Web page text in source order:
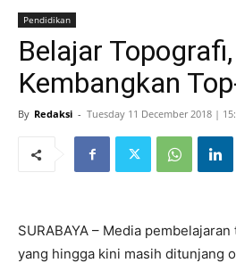
Pendidikan
Belajar
Kembangkan
By Redaksi - Tuesday 11 December 2018 |
SURABAYA – Media
yang hingga kini masih ditunjang